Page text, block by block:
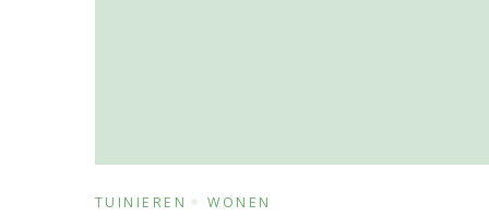
TUINIEREN WONEN